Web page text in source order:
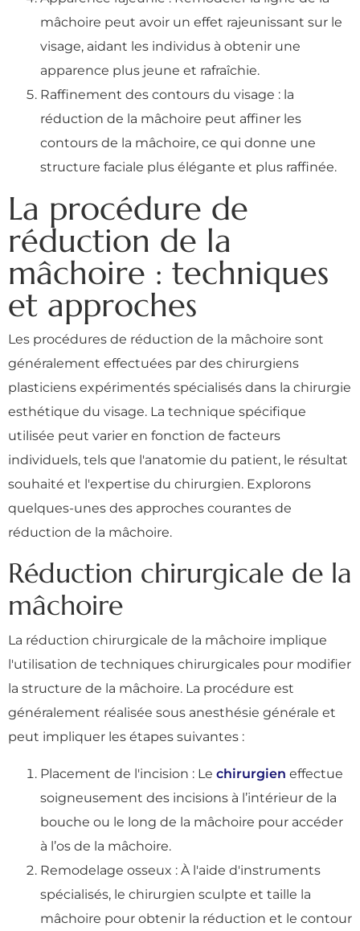
mâchoire peut avoir un effet rajeunissant sur le
visage, aidant les individus à obtenir une
apparence plus jeune et rafraîchie.
Raffinement des contours du visage : la
réduction de la mâchoire peut affiner les
contours de la mâchoire, ce qui donne une
structure faciale plus élégante et plus raffinée.
La procédure de
réduction de la
mâchoire : techniques
et approches
Les procédures de réduction de la mâchoire sont
généralement effectuées par des chirurgiens
plasticiens expérimentés spécialisés dans la chirurgie
esthétique du visage. La technique spécifique
utilisée peut varier en fonction de facteurs
individuels, tels que l'anatomie du patient, le résultat
souhaité et l'expertise du chirurgien. Explorons
quelques-unes des approches courantes de
réduction de la mâchoire.
Réduction chirurgicale de la
mâchoire
La réduction chirurgicale de la mâchoire implique
l'utilisation de techniques chirurgicales pour modifier
la structure de la mâchoire. La procédure est
généralement réalisée sous anesthésie générale et
peut impliquer les étapes suivantes :
Placement de l'incision : Le chirurgien effectue
soigneusement des incisions à l’intérieur de la
bouche ou le long de la mâchoire pour accéder
à l’os de la mâchoire.
Remodelage osseux : À l'aide d'instruments
spécialisés, le chirurgien sculpte et taille la
mâchoire pour obtenir la réduction et le contour